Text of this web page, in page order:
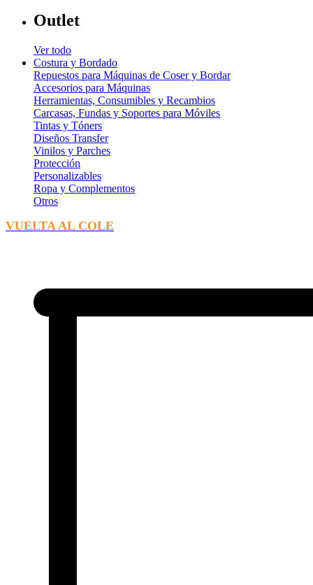
Outlet
Ver todo
Costura y Bordado
Repuestos para Máquinas de Coser y Bordar
Accesorios para Máquinas
Herramientas, Consumibles y Recambios
Carcasas, Fundas y Soportes para Móviles
Tintas y Tóners
Diseños Transfer
Vinilos y Parches
Protección
Personalizables
Ropa y Complementos
Otros
VUELTA AL COLE